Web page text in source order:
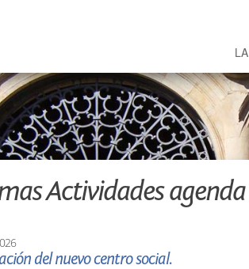
Actividades
del nuevo centro social.